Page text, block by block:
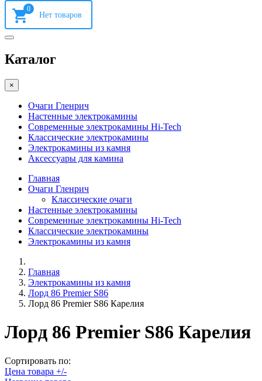
0
Каталог
×
Очаги Гленрич
Настенные электрокамины
Современные электрокамины Hi-Tech
Классические электрокамины
Электрокамины из камня
Аксессуары для камина
Главная
Очаги Гленрич
Классические очаги
Настенные электрокамины
Современные электрокамины Hi-Tech
Классические электрокамины
Электрокамины из камня
Главная
Электрокамины из камня
Лорд 86 Premier S86
Лорд 86 Premier S86 Карелия
Лорд 86 Premier S86 Карелия
Сортировать по:
Цена товара +/-